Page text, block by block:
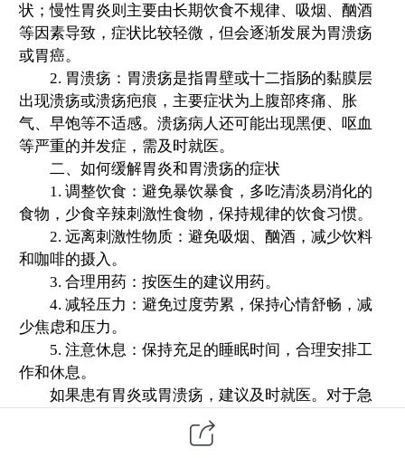
状；慢性胃炎则主要由长期饮食不规律、吸烟、酗酒
等因素导致，症状比较轻微，但会逐渐发展为胃溃疡
或胃癌。
2. 胃溃疡：胃溃疡是指胃壁或十二指肠的黏膜层
出现溃疡或溃疡疤痕，主要症状为上腹部疼痛、胀
气、早饱等不适感。溃疡病人还可能出现黑便、呕血
等严重的并发症，需及时就医。
二、如何缓解胃炎和胃溃疡的症状
1. 调整饮食：避免暴饮暴食，多吃清淡易消化的
食物，少食辛辣刺激性食物，保持规律的饮食习惯。
2. 远离刺激性物质：避免吸烟、酗酒，减少饮料
和咖啡的摄入。
3. 合理用药：按医生的建议用药。
4. 减轻压力：避免过度劳累，保持心情舒畅，减
少焦虑和压力。
5. 注意休息：保持充足的睡眠时间，合理安排工
作和休息。
如果患有胃炎或胃溃疡，建议及时就医。对于急
性胃炎可少量多餐、避免刺激性食物等措施；对于慢
性胃炎和胃溃疡，患者应遵守医嘱，调整饮食习惯，